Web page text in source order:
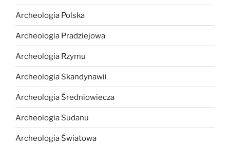
Archeologia Polska
Archeologia Pradziejowa
Archeologia Rzymu
Archeologia Skandynawii
Archeologia Średniowiecza
Archeologia Sudanu
Archeologia Światowa